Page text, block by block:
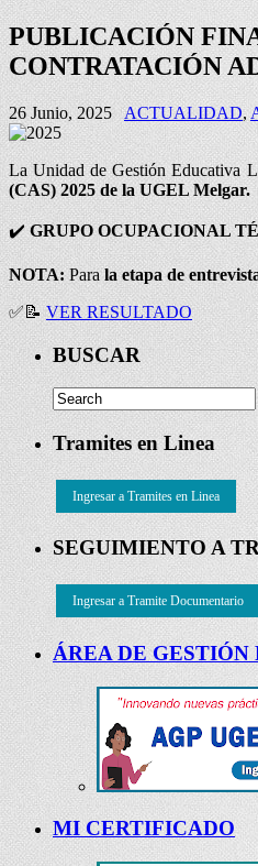
PUBLICACIÓN
CONTRATACIÓN
26 Junio, 2025 ACTUALIDAD,
La Unidad de Gestión Educativa
(CAS) 2025 de la UGEL Melgar.
✔️GRUPO OCUPACIONAL
NOTA:Parala etapa de
✅📝VER RESULTADO
BUSCAR
Tramites en Linea
Ingresar a Tramites en Linea
SEGUIMIENTO A
Ingresar a Tramite Documentario
ÁREA DE GESTIÓN
MI CERTIFICADO